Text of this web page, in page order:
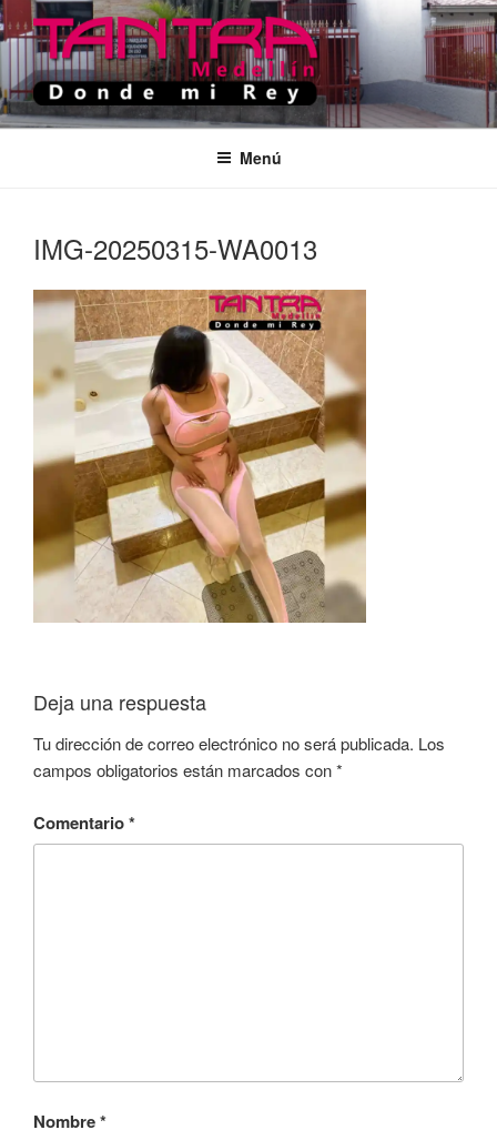
Saltar
al
contenido
TANTRA MEDELLIN
Donde Mi Rey
Menú
IMG-20250315-WA0013
Deja una respuesta
Tu dirección de correo electrónico no será publicada. Los
campos obligatorios están marcados con*
Comentario*
Nombre*